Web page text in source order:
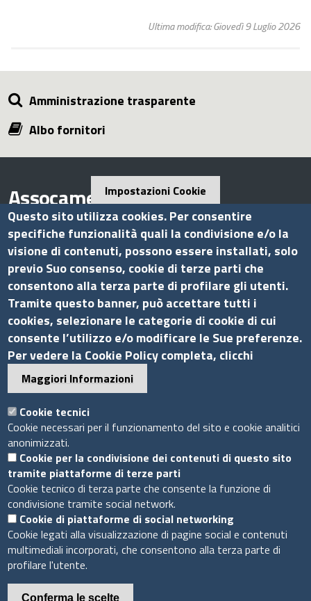
Ultima modifica: Giovedì 9 Luglio 2026
Amministrazione trasparente
Albo fornitori
Assocamerestero
Contatti
Via G.B. Morgagni, 13 - 00161 Roma
Tel.: +39 06 44231314
P.Iva 01898631005
C.F. 07888290587
Pecinfo.assocamerestero@legalmail.it
info@assocamerestero.it
dpo@assocamerestero.it
Seguici su
Sito web
Accesso INTRANET
Mappa del sito
Privacy Policy
Impostazioni Cookie
Questo sito utilizza cookies. Per consentire
specifiche funzionalità quali la condivisione e/o la
visione di contenuti, possono essere installati, solo
previo Suo consenso, cookie di terze parti che
consentono alla terza parte di profilare gli utenti.
Tramite questo banner, può accettare tutti i
cookies, selezionare le categorie di cookie di cui
consente l’utilizzo e/o modificare le Sue preferenze.
Per vedere la Cookie Policy completa, clicchi
Maggiori Informazioni
Cookie tecnici
Cookie necessari per il funzionamento del sito e cookie analitici
anonimizzati.
Cookie per la condivisione dei contenuti di questo sito
tramite piattaforme di terze parti
Cookie tecnico di terza parte che consente la funzione di
condivisione tramite social network.
Cookie di piattaforme di social networking
Cookie legati alla visualizzazione di pagine social e contenuti
multimediali incorporati, che consentono alla terza parte di
profilare l'utente.
Conferma le scelte